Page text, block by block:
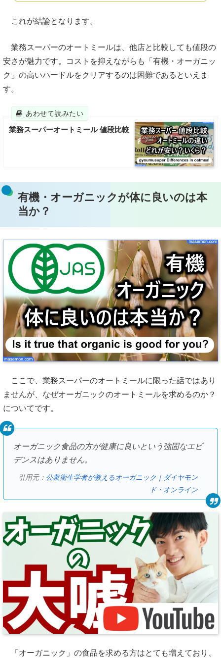
これが結論となります。
業務スーパーのオートミールは、他店と比較しても値段の
安さが魅力です。コストを抑えながらも「有機・オーガニッ
ク」の高いハードルをクリアするのは困難であるといえま
す。
業務スーパーオートミール 値段比較
有機・オーガニックが体に良いのは本
当か？
ここで、業務スーパーのオートミールに限った話ではあり
ませんが、なぜオーガニックのオートミールを求めるのか？
についてです。
オーガニック食品の方が健康に良いという強固なエビ
デンスはありません。
引用元： 公衆衛生学者が教えるオーガニック｜ダイヤモン
ド・オンライン
「オーガニック」の食品を求める方はとても増えており、